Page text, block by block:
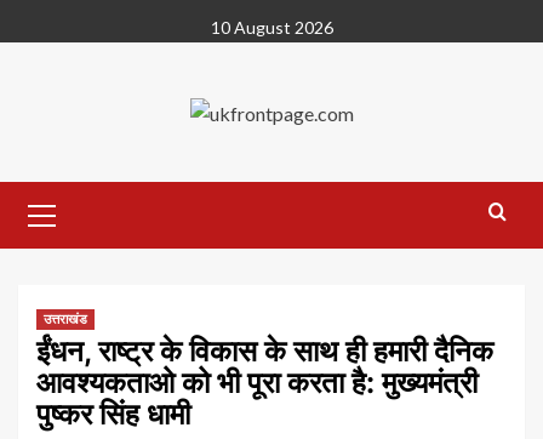
to
10 August 2026
Menu
उत्तराखंड
ईंधन, राष्ट्र के विकास के साथ ही हमारी दैनिक
आवश्यकताओ को भी पूरा करता है: मुख्यमंत्री
पुष्कर सिंह धामी